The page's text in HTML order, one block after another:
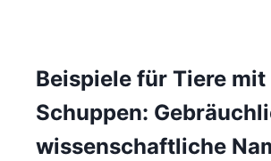
Beispiele für Tiere mit
Schuppen:
wissenschaftliche